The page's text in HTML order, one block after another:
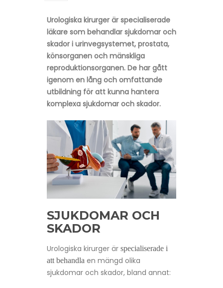
Urologiska kirurger är specialiserade
läkare som behandlar sjukdomar och
skador i urinvegsystemet, prostata,
könsorganen och mänskliga
reproduktionsorganen. De har gått
igenom en lång och omfattande
utbildning för att kunna hantera
komplexa sjukdomar och skador.
SJUKDOMAR OCH
SKADOR
Urologiska kirurger är specialiserade i
att behandla en mängd olika
sjukdomar och skador, bland annat: